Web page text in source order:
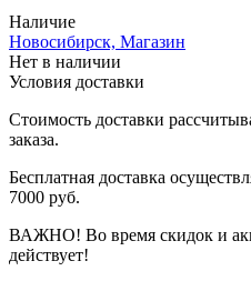
Наличие
Новосибирск, Магазин
Нет в наличии
Условия доставки
Стоимость доставки
заказа.
Бесплатная доставка
7000 руб.
ВАЖНО! Во время скидок и
действует!